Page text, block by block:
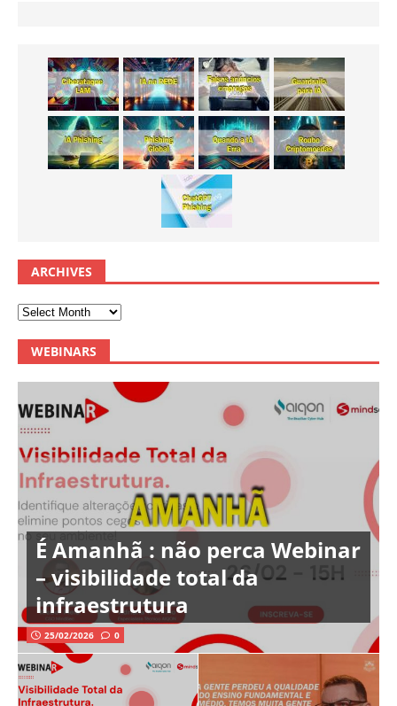
ARCHIVES
WEBINARS
É Amanhã : não perca Webinar
– visibilidade total da
infraestrutura
25/02/2026 0